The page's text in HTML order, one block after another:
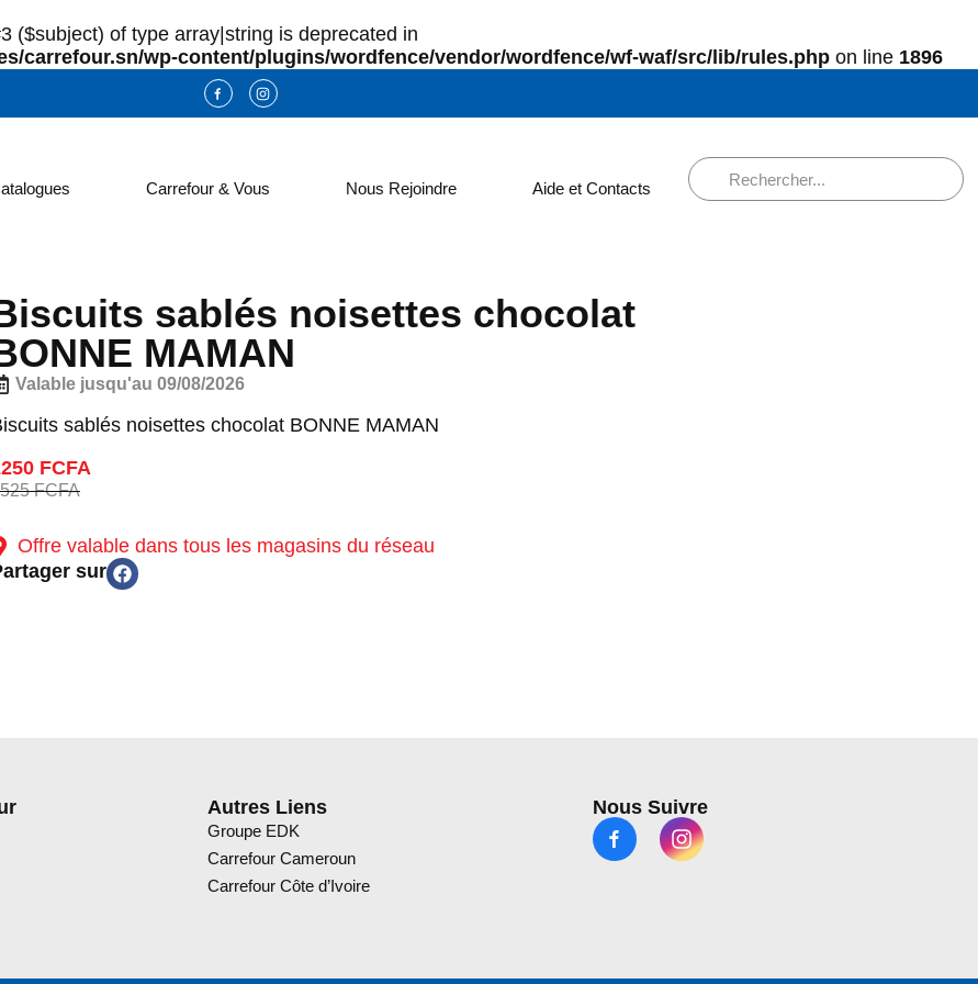
($subject) of type array|string is deprecated in
carrefour.sn/wp-content/plugins/wordfence/vendor/wordfence/wf-waf/src/lib/rules.php on line 1896
Carrefour & Vous Nous Rejoindre Aide et Contacts
sablés noisettes chocolat
MAMAN
Valable jusqu'au 09/08/2026
sablés noisettes chocolat BONNE MAMAN
FCFA
FCFA
Offre valable dans tous les magasins du réseau
sur
Autres Liens
Groupe EDK
Carrefour Cameroun
Carrefour Côte d’Ivoire
Nous Suivre